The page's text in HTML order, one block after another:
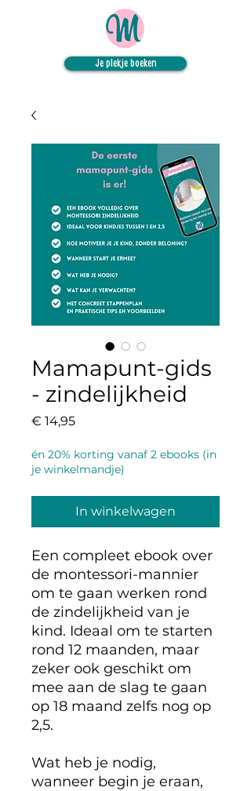
Je plekje boeken
Mamapunt-gids
- zindelijkheid
€ 14,95Prijs
én 20% korting vanaf 2 ebooks (in
je winkelmandje)
In winkelwagen
Een compleet ebook over
de montessori-mannier
om te gaan werken rond
de zindelijkheid van je
kind. Ideaal om te starten
rond 12 maanden, maar
zeker ook geschikt om
mee aan de slag te gaan
op 18 maand zelfs nog op
2,5.
Wat heb je nodig,
wanneer begin je eraan,